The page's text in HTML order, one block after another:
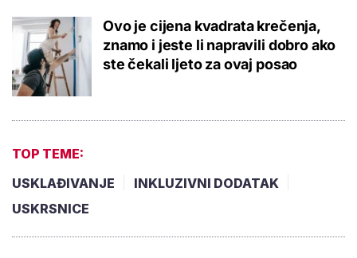
Ovo je cijena kvadrata krečenja,
znamo i jeste li napravili dobro ako
ste čekali ljeto za ovaj posao
TOP TEME:
USKLAĐIVANJE
INKLUZIVNI DODATAK
USKRSNICE